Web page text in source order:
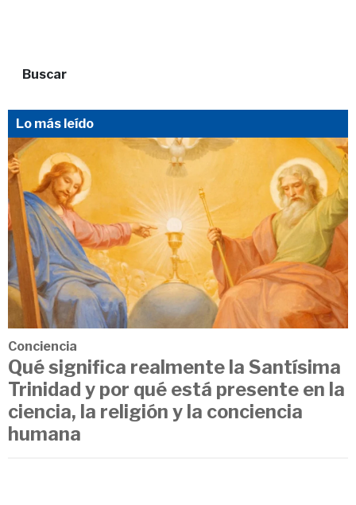
Buscar
Lo más leído
Conciencia
Qué significa realmente la Santísima
Trinidad y por qué está presente en la
ciencia, la religión y la conciencia
humana